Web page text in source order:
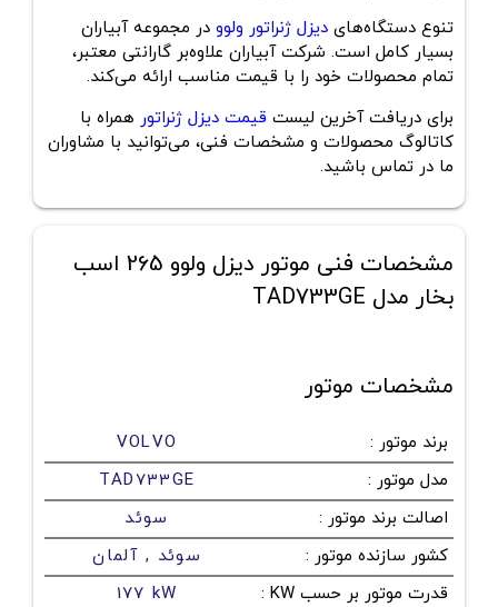
تنوع دستگاه‌های‌ دیزل ژنراتور ولوو در مجموعه‌ آبیاران
بسیار کامل است. شرکت آبیاران علاوه‌بر گارانتی معتبر،
تمام محصولات خود را با قیمت مناسب ارائه می‌کند.
برای دریافت آخرین لیست قیمت دیزل ژنراتور همراه با
کاتالوگ محصولات و مشخصات فنی، می‌توانید با مشاوران
ما در تماس باشید.
مشخصات فنی موتور دیزل ولوو 265 اسب
بخار مدل TAD733GE
مشخصات موتور
برند موتور :
VOLVO
مدل موتور :
TAD733GE
اصالت برند موتور :
سوئد
کشور سازنده موتور :
سوئد , آلمان
قدرت موتور بر حسب KW
:
177 kW